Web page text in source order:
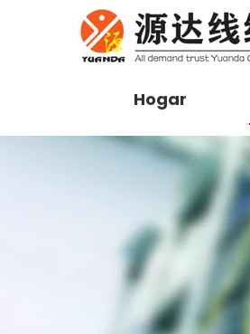
Hogar